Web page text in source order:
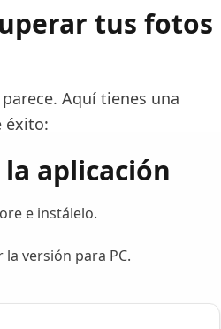
tus fotos
Aquí tienes una
éxito:
la aplicación
e instálelo.
versión para PC.